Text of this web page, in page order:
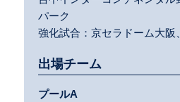
パーク
強化試合：京セラドーム大
出場チーム
プールA